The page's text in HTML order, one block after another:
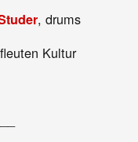
, drums
Kultur